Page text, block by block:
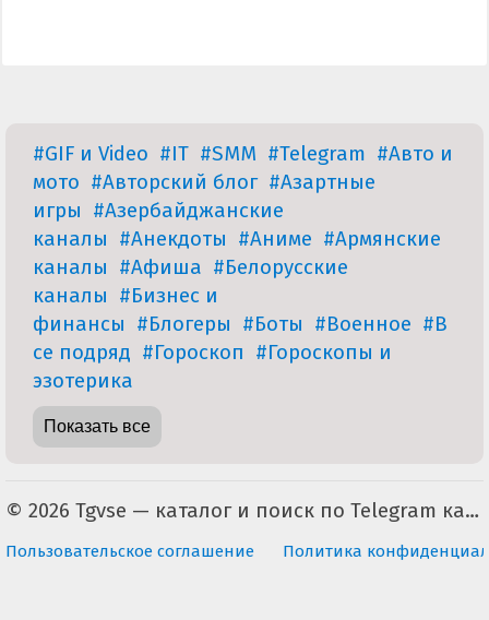
#GIF и Video #IT #SMM #Telegram #Авто и
мото #Авторский блог #Азартные
игры #Азербайджанские
каналы #Анекдоты #Аниме #Армянские
каналы #Афиша #Белорусские
каналы #Бизнес и
финансы #Блогеры #Боты #Военное #В
се подряд #Гороскоп #Гороскопы и
эзотерика
Показать все
© 2026 Tgvse — каталог и поиск по Telegram каналам (неофициальный). По всем вопросам пишите на tgvse.ru@gmail.com
Пользовательское соглашение Политика